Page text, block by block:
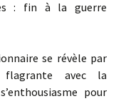
: fin à la guerre
se révèle par
avec la
pour